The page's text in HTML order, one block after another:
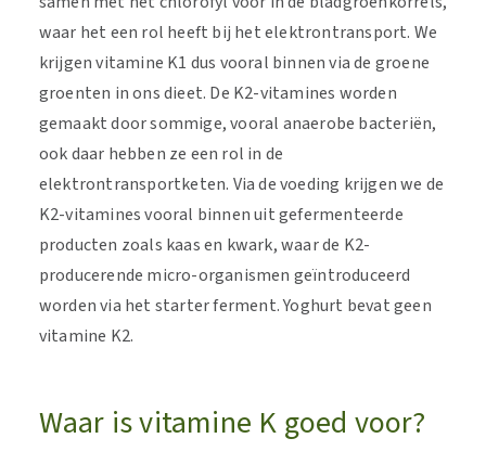
waar het een rol heeft bij het elektrontransport. We
krijgen vitamine K1 dus vooral binnen via de groene
groenten in ons dieet. De K2-vitamines worden
gemaakt door sommige, vooral anaerobe bacteriën,
ook daar hebben ze een rol in de
elektrontransportketen. Via de voeding krijgen we de
K2-vitamines vooral binnen uit gefermenteerde
producten zoals kaas en kwark, waar de K2-
producerende micro-organismen geïntroduceerd
worden via het starter ferment. Yoghurt bevat geen
vitamine K2.
Waar is vitamine K goed voor?